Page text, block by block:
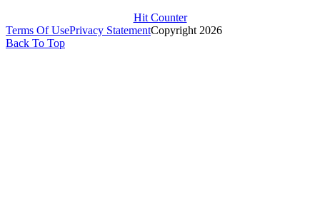
Hit Counter
Terms Of UsePrivacy StatementCopyright 2026
Back To Top